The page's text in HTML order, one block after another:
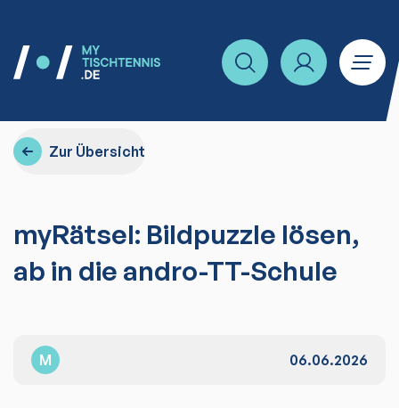
Zur Übersicht
myRätsel: Bildpuzzle lösen,
ab in die andro-TT-Schule
M 06.06.2026